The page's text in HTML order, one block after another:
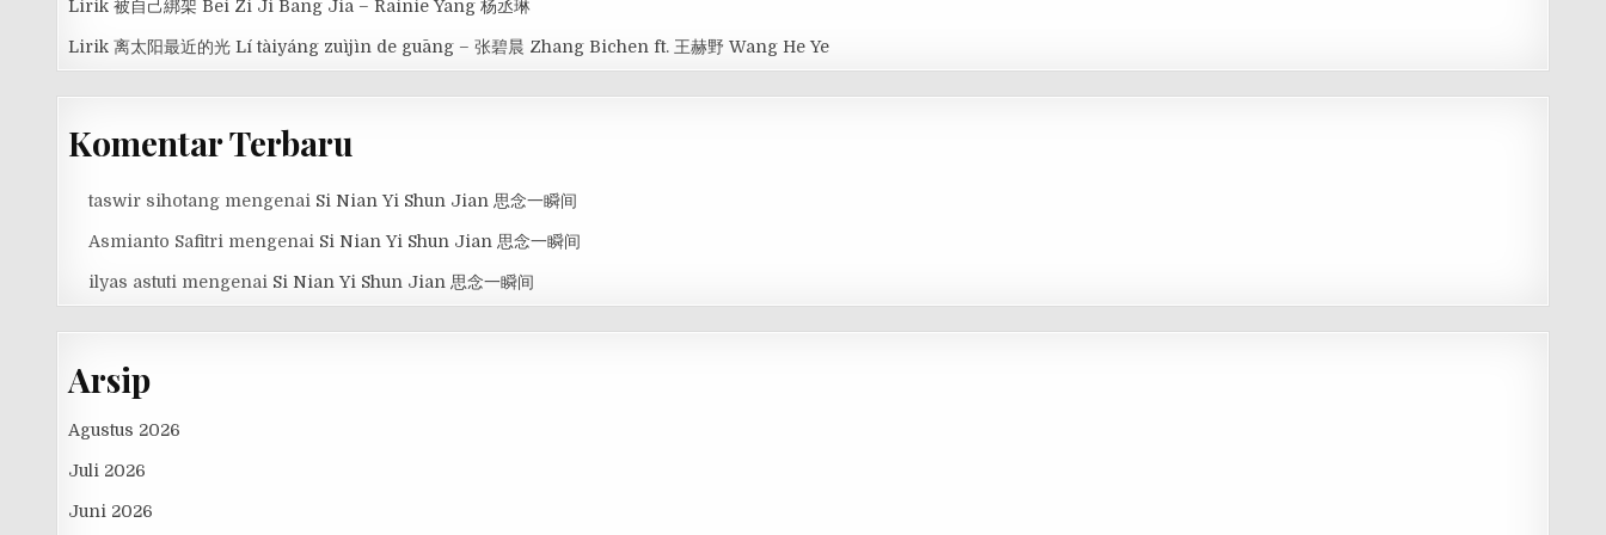
Lirik 被自己綁架 Bei Zi Ji Bang Jia – Rainie Yang 杨丞琳
Lirik 离太阳最近的光 Lí tàiyáng zuìjìn de guāng – 张碧晨 Zhang Bichen ft. 王赫野 Wang He Ye
Komentar Terbaru
taswir sihotangmengenai Si Nian Yi Shun Jian 思念一瞬间
Asmianto Safitrimengenai Si Nian Yi Shun Jian 思念一瞬间
ilyas astutimengenai Si Nian Yi Shun Jian 思念一瞬间
Arsip
Agustus 2026
Juli 2026
Juni 2026